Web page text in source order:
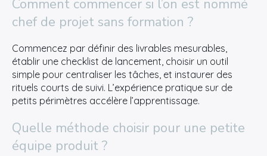
Comment commencer si l’on est nommé
chef de projet sans formation ?
Commencez par définir des livrables mesurables,
établir une checklist de lancement, choisir un outil
simple pour centraliser les tâches, et instaurer des
rituels courts de suivi. L’expérience pratique sur de
petits périmètres accélère l’apprentissage.
Quelle méthode choisir pour une petite
équipe produit ?